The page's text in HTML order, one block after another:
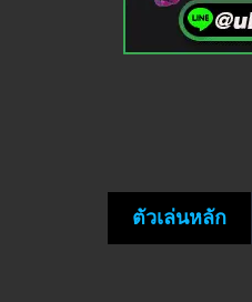
ตัวเล่นหลัก